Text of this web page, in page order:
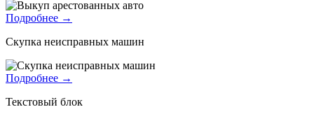
Подробнее →
Скупка неисправных машин
Подробнее →
Текстовый блок